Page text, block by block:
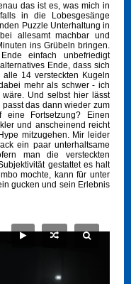
das ist es, was mich in
in die Lobesgesänge
Puzzle Unterhaltung in
allesamt machbar und
ins Grübeln bringen.
einfach unbefriedigt
Ende, dass sich
14 versteckten Kugeln
mehr als schwer - ich
Und selbst hier lässt
das dann wieder zum
Fortsetzung? Einen
und anscheinend reicht
mitzugehen. Mir leider
ein paar unterhaltsame
man die versteckten
gestattet es halt
mochte, kann für unter
gucken und sein Erlebnis